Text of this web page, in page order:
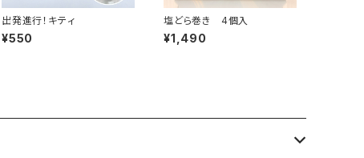
出発進行！キティ
¥550
塩どら巻き 4個入
¥1,490